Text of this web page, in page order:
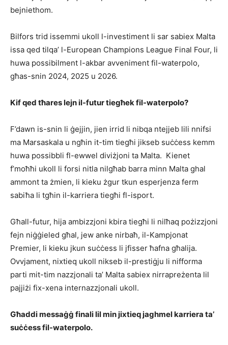
bejniethom.
Bilfors trid issemmi ukoll l-investiment li sar sabiex Malta
issa qed tilqa’ l-European Champions League Final Four, li
huwa possibilment l-akbar avveniment fil-waterpolo,
għas-snin 2024, 2025 u 2026.
Kif qed tħares lejn il-futur tiegħek fil-waterpolo?
F’dawn is-snin li ġejjin, jien irrid li nibqa ntejjeb lili nnifsi
ma Marsaskala u ngħin it-tim tiegħi jikseb suċċess kemm
huwa possibbli fl-ewwel diviżjoni ta Malta. Kienet
f’moħħi ukoll li forsi nitla nilgħab barra minn Malta ghal
ammont ta żmien, li kieku żgur tkun esperjenza ferm
sabiħa li tgħin il-karriera tiegħi fl-isport.
Għall-futur, hija ambizzjoni kbira tiegħi li nilħaq pożizzjoni
fejn niġġieled għal, jew anke nirbaħ, il-Kampjonat
Premier, li kieku jkun suċċess li jfisser ħafna għalija.
Ovvjament, nixtieq ukoll nikseb il-prestiġju li nifforma
parti mit-tim nazzjonali ta’ Malta sabiex nirrapreżenta lil
pajjiżi fix-xena internazzjonali ukoll.
Għaddi messaġġ finali lil min jixtieq jaghmel karriera ta’
suċċess fil-waterpolo.